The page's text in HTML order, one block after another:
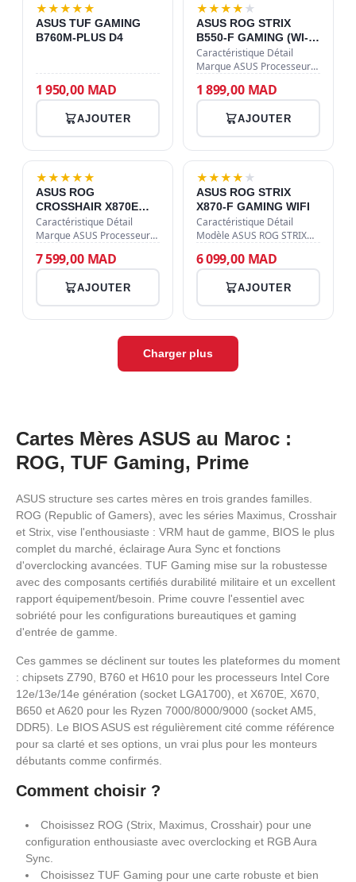
★★★★★
ASUS TUF GAMING
B760M-PLUS D4
1 950,00 MAD
AJOUTER
★★★★ ★
ASUS ROG STRIX
B550-F GAMING (WI-
FI) II
Caractéristique Détail
Marque ASUS Processeur
maximum Chipset AMD
B550 Mémoire 4 x DIMM
288 pins (DDR4) 2133 MHz
à 5100 MHz Capacité
maxim…
1 899,00 MAD
AJOUTER
★★★★★
ASUS ROG
CROSSHAIR X870E
HERO
Caractéristique Détail
Marque ASUS Processeur
maximum Chipset AMD
X870E Mémoire 4 x DIMM
288 pins (DDR5) DDR5 8600
MHz à DDR5 4800 MHz
Dua…
7 599,00 MAD
AJOUTER
★★★★ ★
ASUS ROG STRIX
X870-F GAMING WIFI
Caractéristique Détail
Modèle ASUS ROG STRIX
Socket CPU AMD AM5
Chipset AMD X670 Format
ATX Mémoire 4 x DIMM,
jusqu’à 128 Go DDR5, 6400
MH…
6 099,00 MAD
AJOUTER
Charger plus
Cartes Mères ASUS au Maroc :
ROG, TUF Gaming, Prime
ASUS structure ses cartes mères en trois grandes familles.
ROG (Republic of Gamers), avec les séries Maximus, Crosshair
et Strix, vise l'enthousiaste : VRM haut de gamme, BIOS le plus
complet du marché, éclairage Aura Sync et fonctions
d'overclocking avancées. TUF Gaming mise sur la robustesse
avec des composants certifiés durabilité militaire et un excellent
rapport équipement/besoin. Prime couvre l'essentiel avec
sobriété pour les configurations bureautiques et gaming
d'entrée de gamme.
Ces gammes se déclinent sur toutes les plateformes du moment
: chipsets Z790, B760 et H610 pour les processeurs Intel Core
12e/13e/14e génération (socket LGA1700), et X670E, X670,
B650 et A620 pour les Ryzen 7000/8000/9000 (socket AM5,
DDR5). Le BIOS ASUS est régulièrement cité comme référence
pour sa clarté et ses options, un vrai plus pour les monteurs
débutants comme confirmés.
Comment choisir ?
Choisissez ROG (Strix, Maximus, Crosshair) pour une
configuration enthousiaste avec overclocking et RGB Aura
Sync.
Choisissez TUF Gaming pour une carte robuste et bien